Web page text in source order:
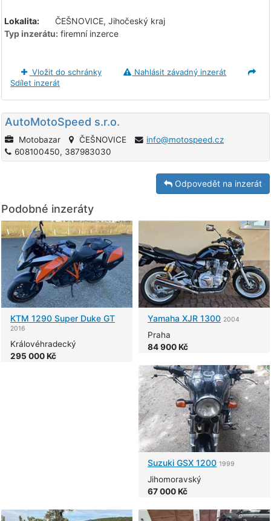
Lokalita:
ČEŠNOVICE, Jihočeský kraj
Typ inzerátu: firemní inzerce
Vložit do schránky
Nahlásit závadný inzerát
Sdílet inzerát
AutoMotoSpeed s.r.o.
Motobazar ČEŠNOVICE
info@motospeed.cz
608100450, 387983030
Odpovedět na inzerát
Podobné inzeráty
KTM 1290 Super Duke GT
2016
Královéhradecký
295 000 Kč
Yamaha XJR 1300 2004
Praha
84 900 Kč
Suzuki GSX 1200 1999
Jihomoravský
67 000 Kč